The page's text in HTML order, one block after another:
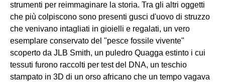
strumenti per reimmaginare la storia. Tra gli altri oggetti
che più colpiscono sono presenti gusci d'uovo di struzzo
che venivano intagliati in gioielli e regalati, un vero
esemplare conservato del "pesce fossile vivente"
scoperto da JLB Smith, un puledro Quagga estinto i cui
tessuti furono raccolti per test del DNA, un teschio
stampato in 3D di un orso africano che un tempo vagava